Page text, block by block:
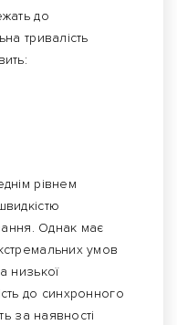
до
тривалість
рівнем
Однак має
умов
низької
до синхронного
за наявності